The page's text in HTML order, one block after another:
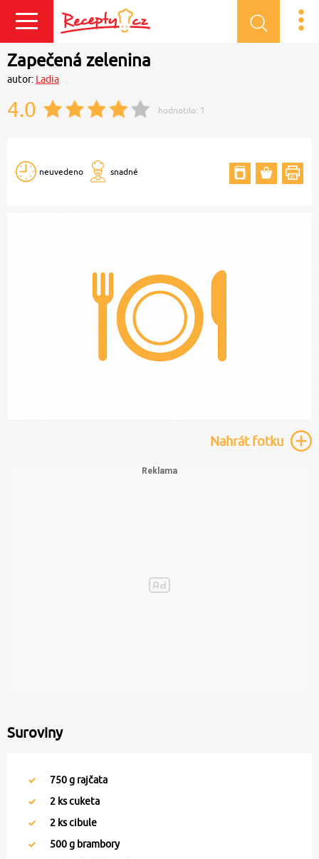
Přihlásit se
Zapečená zelenina
autor: Ladia
4.0 hodnotilo: 1
neuvedeno snadné
Nahrátfotku
Suroviny
750g rajčata
2 ks cuketa
2 ks cibule
500g brambory